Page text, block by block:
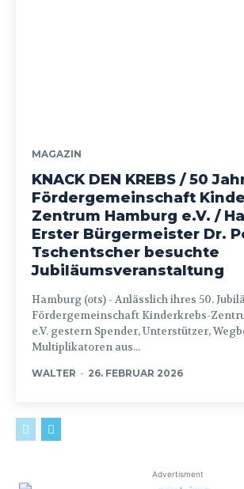
MAGAZIN
KNACK DEN KREBS / 50
Fördergemeinschaft
Zentrum Hamburg e.V. /
Erster Bürgermeister Dr.
Tschentscher besuchte
Jubiläumsveranstaltung
Hamburg (ots) - Anlässlich ihres 50. Jubiläums lud die
Fördergemeinschaft Kinderkrebs-
e.V. gestern Spender, Unterstützer,
Multiplikatoren aus...
WALTER - 26. FEBRUAR 2026
Advertisment